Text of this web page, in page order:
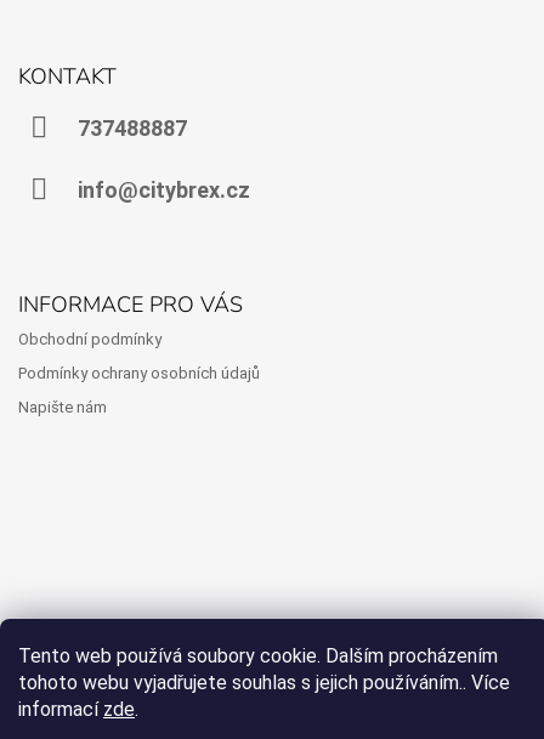
Tento web používá soubory cookie. Dalším procházením
tohoto webu vyjadřujete souhlas s jejich používáním.. Více
informací zde.
KONTAKT
737488887
info@citybrex.cz
INFORMACE PRO VÁS
Obchodní podmínky
Podmínky ochrany osobních údajů
Napište nám